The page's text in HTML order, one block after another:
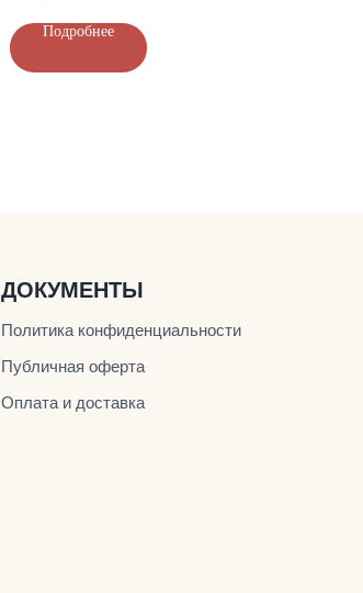
Подробнее
Политика конфиденциальности
Публичная оферта
Оплата и доставка
ДОКУМЕНТЫ